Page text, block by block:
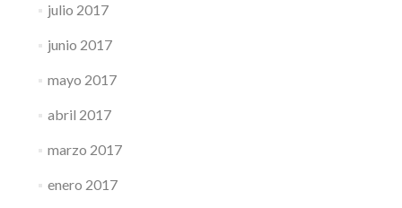
julio 2017
junio 2017
mayo 2017
abril 2017
marzo 2017
enero 2017